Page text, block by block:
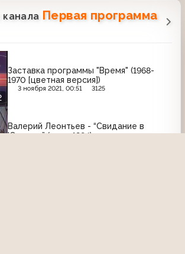
канала Первая программа
Заставка программы "Время" (1968-
1970 [цветная версия])
3 ноября 2021, 00:51 3125
Валерий Леонтьев - “Свидание в
Юрмале” (клип, 1984)